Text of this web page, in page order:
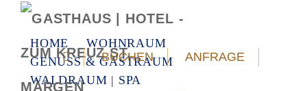
HOME
WOHNRAUM
GENUSS & GASTRAUM
WALDRAUM | SPA
BUCHEN ANFRAGE